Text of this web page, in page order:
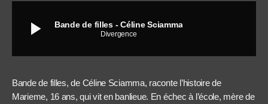
play_arrow Bande de filles - Céline Sciamma
Divergence
Bande de filles, de Céline Sciamma, raconte l’histoire de
Marieme, 16 ans, qui vit en banlieue. En échec à l’école, mère de